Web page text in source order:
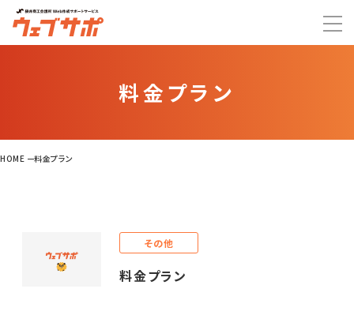
料金プラン
HOME 料金プラン
その他
料金プラン